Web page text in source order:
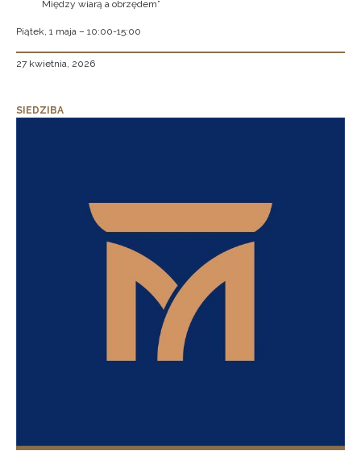
Między wiarą a obrzędem”
Piątek, 1 maja – 10:00-15:00
27 kwietnia, 2026
SIEDZIBA